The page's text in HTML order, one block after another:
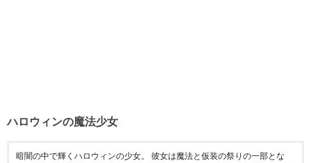
ハロウィンの魔法少女
暗闇の中で輝くハロウィンの少女。 彼女は魔法と仮装の祭りの一部とな